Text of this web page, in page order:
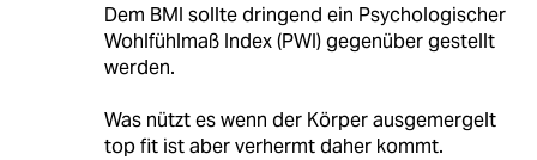
Dem BMI sollte dringend ein Psychologischer
Wohlfühlmaß Index (PWI) gegenüber gestellt
werden.
Was nützt es wenn der Körper ausgemergelt
top fit ist aber verhermt daher kommt.